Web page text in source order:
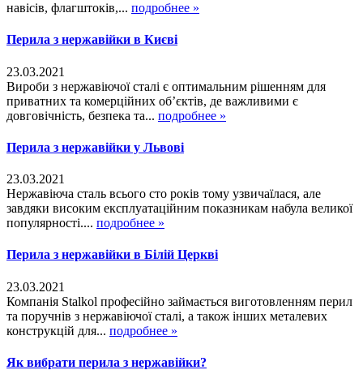
навісів, флагштоків,... подробнее »
Перила з нержавійки в Києві
23.03.2021
Вироби з нержавіючої сталі є оптимальним рішенням для
приватних та комерційних об’єктів, де важливими є
довговічність, безпека та... подробнее »
Перила з нержавійки у Львові
23.03.2021
Нержавіюча сталь всього сто років тому узвичаїлася, але
завдяки високим експлуатаційним показникам набула великої
популярності.... подробнее »
Перила з нержавійки в Білій Церкві
23.03.2021
Компанія Stalkol професійно займається виготовленням перил
та поручнів з нержавіючої сталі, а також інших металевих
конструкцій для... подробнее »
Як вибрати перила з нержавійки?